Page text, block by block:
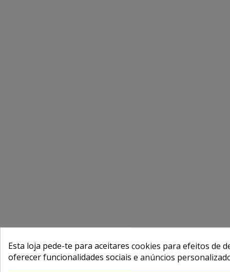
Esta loja pede-te para aceitares cookies para efeitos de
oferecer funcionalidades sociais e anúncios